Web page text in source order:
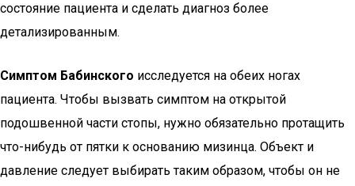
состояние пациента и сделать диагноз более
детализированным.
Симптом Бабинского исследуется на обеих ногах
пациента. Чтобы вызвать симптом на открытой
подошвенной части стопы, нужно обязательно протащить
что-нибудь от пятки к основанию мизинца. Объект и
давление следует выбирать таким образом, чтобы он не